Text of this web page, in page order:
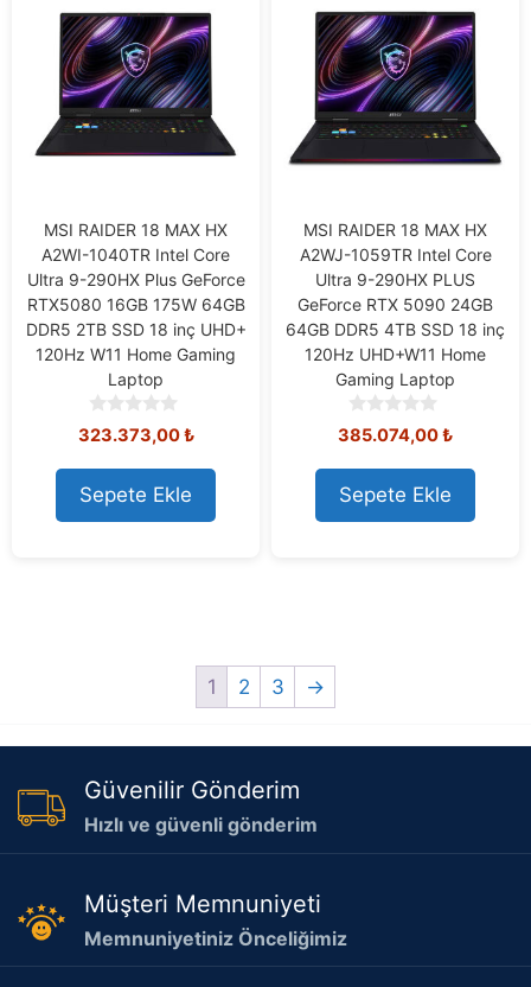
MSI RAIDER 18 MAX HX
A2WI-1040TR Intel Core
Ultra 9-290HX Plus GeForce
RTX5080 16GB 175W 64GB
DDR5 2TB SSD 18 inç UHD+
120Hz W11 Home Gaming
Laptop
0
o
u
t
o
f
323.373,00₺
Sepete Ekle
MSI RAIDER 18 MAX HX
A2WJ-1059TR Intel Core
Ultra 9-290HX PLUS
GeForce RTX 5090 24GB
64GB DDR5 4TB SSD 18 inç
120Hz UHD+W11 Home
Gaming Laptop
0
o
u
t
o
f
385.074,00₺
Sepete Ekle
1 2 3 →
Güvenilir Gönderim
Hızlı ve güvenli gönderim
Müşteri Memnuniyeti
Memnuniyetiniz Önceliğimiz